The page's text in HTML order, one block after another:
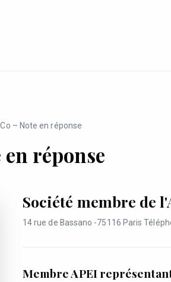
– Note en réponse
réponse
Société membre de
14 rue de Bassano -75116 Paris
Membre APEI